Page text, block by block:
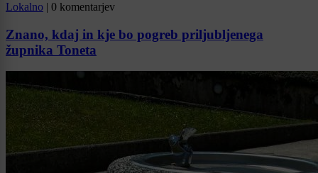
Lokalno | 0 komentarjev
Znano, kdaj in kje bo pogreb priljubljenega
župnika Toneta